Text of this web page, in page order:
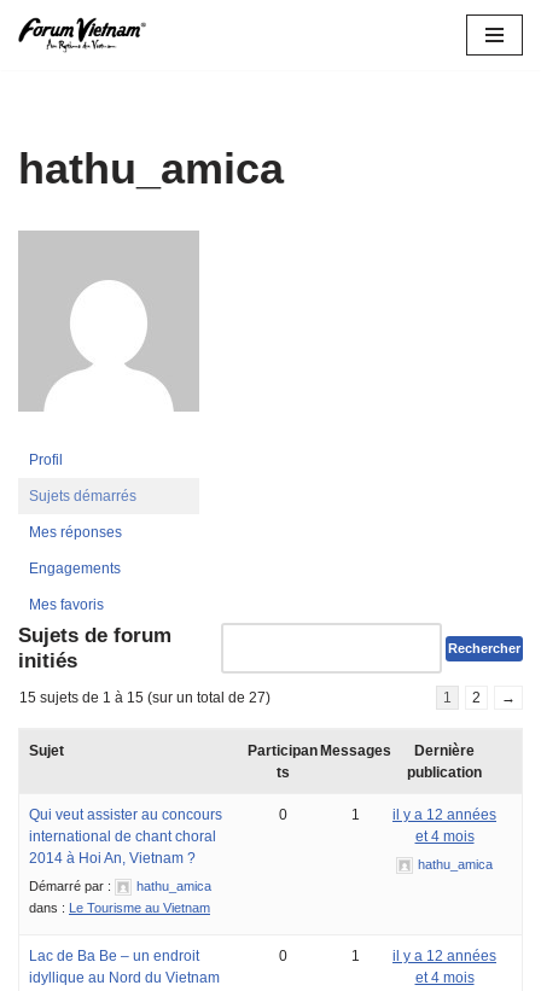
hathu_amica
Profil
Sujets démarrés
Mes réponses
Engagements
Mes favoris
Sujets de forum
initiés
15 sujets de 1 à 15 (sur un total de 27) 1 2 →
Sujet
Participan
ts
Messages
Dernière
publication
Qui veut assister au concours
international de chant choral
2014 à Hoi An, Vietnam ?
Démarré par :
hathu_amica
dans : Le Tourisme au Vietnam
0 1
il y a 12 années
et 4 mois
hathu_amica
Lac de Ba Be – un endroit
idyllique au Nord du Vietnam
0 1
il y a 12 années
et 4 mois